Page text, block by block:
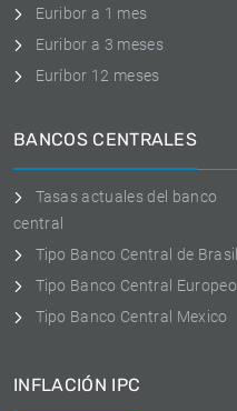
Euribor a 1 mes
Euribor a 3 meses
Euríbor 12 meses
BANCOS CENTRALES
Tasas actuales del banco
central
Tipo Banco Central de Brasil
Tipo Banco Central Europeo
Tipo Banco Central Mexico
INFLACIÓN IPC